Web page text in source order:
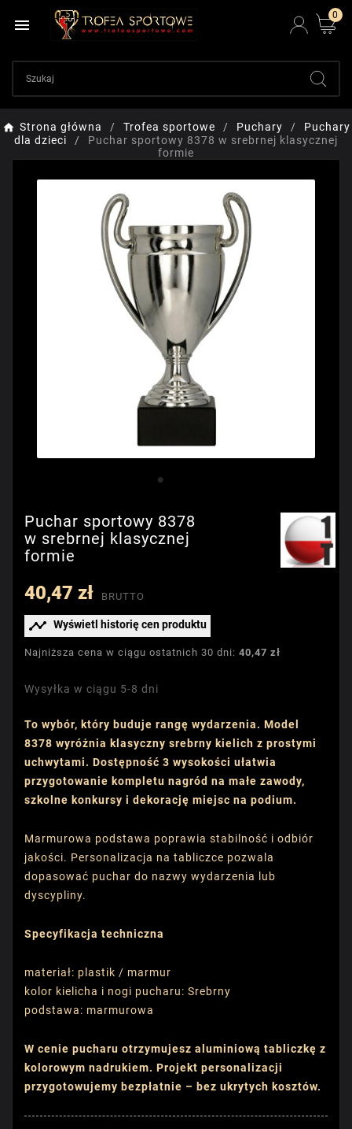

0
Strona główna Trofea sportowe Puchary
Puchary
dla dzieci
Puchar sportowy 8378 w srebrnej klasycznej
formie
Puchar sportowy 8378
w srebrnej klasycznej
formie
40,47 zł BRUTTO
 Wyświetl historię cen produktu
Najniższa cena w ciągu ostatnich 30 dni: 40,47 zł
Wysyłka w ciągu 5-8 dni
To wybór, który buduje rangę wydarzenia. Model
8378 wyróżnia klasyczny srebrny kielich z prostymi
uchwytami. Dostępność 3 wysokości ułatwia
przygotowanie kompletu nagród na małe zawody,
szkolne konkursy i dekorację miejsc na podium.
Marmurowa podstawa poprawia stabilność i odbiór
jakości. Personalizacja na tabliczce pozwala
dopasować puchar do nazwy wydarzenia lub
dyscypliny.
Specyfikacja techniczna
materiał: plastik / marmur
kolor kielicha i nogi pucharu: Srebrny
podstawa: marmurowa
W cenie pucharu otrzymujesz aluminiową tabliczkę z
kolorowym nadrukiem. Projekt personalizacji
przygotowujemy bezpłatnie – bez ukrytych kosztów.